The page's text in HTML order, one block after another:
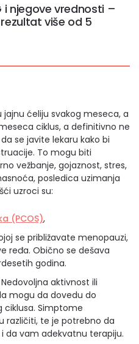
i njegove vrednosti –
više od 5
ćeliju svakog meseca, a
ciklus, a definitivno ne
se javite lekaru kako bi
To mogu biti
vežbanje, gojaznost, stres,
posledica uzimanja
uzroci su:
(PCOS),
se približavate menopauzi,
ređa. Obično se dešava
godina.
aktivnost ili
mogu da dovedu do
Simptome
različiti, te je potrebno da
da vam adekvatnu terapiju.